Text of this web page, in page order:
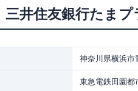
三井住友銀行たまプ
神奈川県横浜市
東急電鉄田園都